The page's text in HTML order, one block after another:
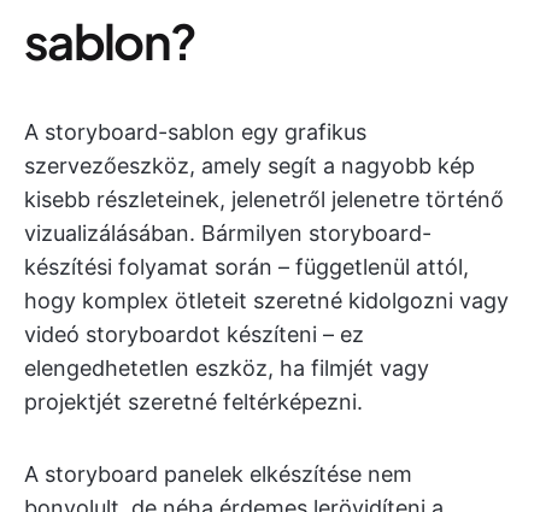
sablon?
A storyboard-sablon egy grafikus
szervezőeszköz, amely segít a nagyobb kép
kisebb részleteinek, jelenetről jelenetre történő
vizualizálásában. Bármilyen storyboard-
készítési folyamat során – függetlenül attól,
hogy komplex ötleteit szeretné kidolgozni vagy
videó storyboardot készíteni – ez
elengedhetetlen eszköz, ha filmjét vagy
projektjét szeretné feltérképezni.
A storyboard panelek elkészítése nem